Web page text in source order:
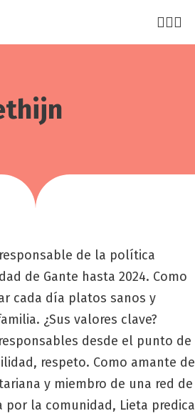
de la política
de Gante hasta 2024. Como
cada día platos sanos y
¿Sus valores clave?
desde el punto de
respeto. Como amante de
y miembro de una red de
la comunidad, Lieta predica